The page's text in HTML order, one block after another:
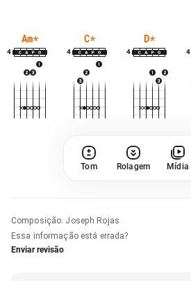
Am*
4
C*
4
D*
4 4
Tom Rolagem Mídia
Composição: Joseph Rojas
Essa informação está errada?
Enviar revisão